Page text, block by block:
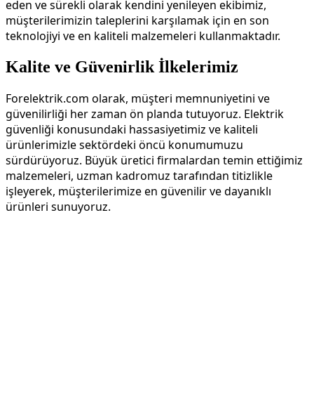
eden ve sürekli olarak kendini yenileyen ekibimiz,
müşterilerimizin taleplerini karşılamak için en son
teknolojiyi ve en kaliteli malzemeleri kullanmaktadır.
Kalite ve Güvenirlik İlkelerimiz
Forelektrik.com olarak, müşteri memnuniyetini ve
güvenilirliği her zaman ön planda tutuyoruz. Elektrik
güvenliği konusundaki hassasiyetimiz ve kaliteli
ürünlerimizle sektördeki öncü konumumuzu
sürdürüyoruz. Büyük üretici firmalardan temin ettiğimiz
malzemeleri, uzman kadromuz tarafından titizlikle
işleyerek, müşterilerimize en güvenilir ve dayanıklı
ürünleri sunuyoruz.